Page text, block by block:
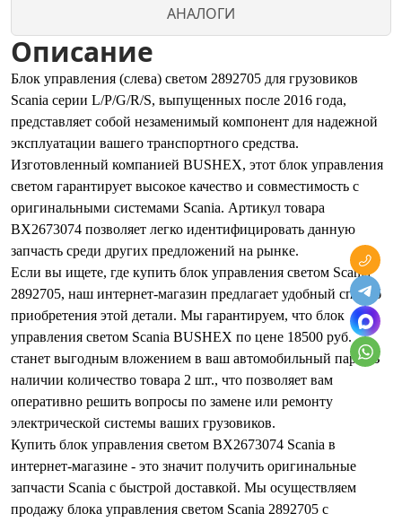
АНАЛОГИ
Описание
Блок управления (слева) светом 2892705 для грузовиков
Scania серии L/P/G/R/S, выпущенных после 2016 года,
представляет собой незаменимый компонент для надежной
эксплуатации вашего транспортного средства.
Изготовленный компанией BUSHEX, этот блок управления
светом гарантирует высокое качество и совместимость с
оригинальными системами Scania. Артикул товара
BX2673074 позволяет легко идентифицировать данную
запчасть среди других предложений на рынке.
Если вы ищете, где купить блок управления светом Scania
2892705, наш интернет-магазин предлагает удобный способ
приобретения этой детали. Мы гарантируем, что блок
управления светом Scania BUSHEX по цене 18500 руб.
станет выгодным вложением в ваш автомобильный парк. В
наличии количество товара 2 шт., что позволяет вам
оперативно решить вопросы по замене или ремонту
электрической системы ваших грузовиков.
Купить блок управления светом BX2673074 Scania в
интернет-магазине - это значит получить оригинальные
запчасти Scania с быстрой доставкой. Мы осуществляем
продажу блока управления светом Scania 2892705 с